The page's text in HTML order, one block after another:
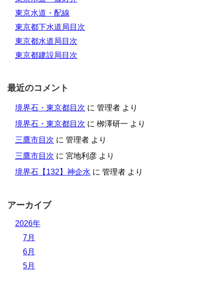
東京水道・配線
東京都下水道局目次
東京都水道局目次
東京都建設局目次
最近のコメント
境界石・東京都目次 に 管理者 より
境界石・東京都目次 に 栁澤研一 より
三鷹市目次 に 管理者 より
三鷹市目次 に 宮地利彦 より
境界石【132】神企水 に 管理者 より
アーカイブ
2026年
7月
6月
5月